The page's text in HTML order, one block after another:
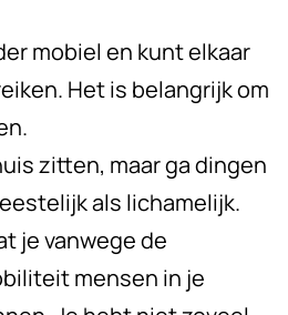
mobiel en kunt elkaar
Het is belangrijk om
zitten, maar ga dingen
als lichamelijk.
je vanwege de
mensen in je